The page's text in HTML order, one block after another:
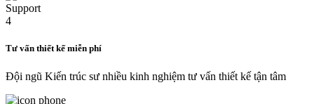
Tư vấn thiết kế miễn phí
Đội ngũ Kiến trúc sư nhiều kinh nghiệm tư vấn thiết kế tận tâm